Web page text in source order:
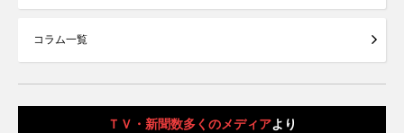
コラム一覧
ＴＶ・新聞数多くのメディアより